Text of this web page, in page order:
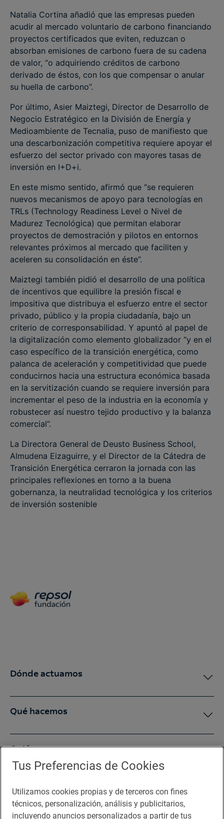
Natalia Cortina añadió que las empresas pueden
acudir al mercado voluntario de carbono financiando
proyectos certificados que eviten, reduzcan o
absorban emisiones de carbono fuera de su cadena
de valor, “o adquiriendo créditos de carbono
derivado de éstos, con los que compensar o anular
su huella de carbono”.
Por último, Asier Maiztegi, Director de Desarrollo de
Negocio Estratégico en la División de Energía y
Medioambiente de Tecnalia, puso de manifiesto que
una descarbonización competitiva requiere apoyar el
esfuerzo del sector privado con mayores tasas de
inversión en I+D+i.
En este mismo sentido, afirmó que “se requieren
nuevos mecanismos de apoyo para tecnologías en
TRLs (Technology Readiness Level o Nivel de
Madurez Tecnológica) que permitan elaborar
proyectos de demostración y pilotos en entornos
relevantes próximos al mercado que faciliten y
aceleren su consolidación en éste”.
Maiztegi también pidió el desarrollo de una política
de incentivos que equilibre la presión fiscal e
impositiva que distribuya el esfuerzo entre el sector
privado, público y la propia ciudadanía, bajo un
criterio de corresponsabilidad. Y apuntó al papel de
la digitalización como elemento globalizador “y en el
caso específico de la transición energética, como
palanca de aceleración y competitividad que puede
conducirnos hacia una estructura económica basada
en la servitización cuando se requiere inversión para
incrementar el peso de la industria en la economía y
robustecer así nuestro tejido productivo y la balanza
comercial”.
La Directora General de Deusto Business School,
Almudena Eizaguirre, y el Director de la Cátedra de
Transición Energética cerraron la jornada con las
principales reflexiones en torno a la buena
gobernanza, la neutralidad tecnológica y los criterios
de inversión sostenible
Dónde actuamos
Qué hacemos
Quiénes somos
Sala de prensa
Tus Preferencias de Cookies
Utilizamos cookies propias y de terceros con fines
técnicos, personalización, análisis y publicitarios,
incluyendo anuncios personalizados a partir de tus